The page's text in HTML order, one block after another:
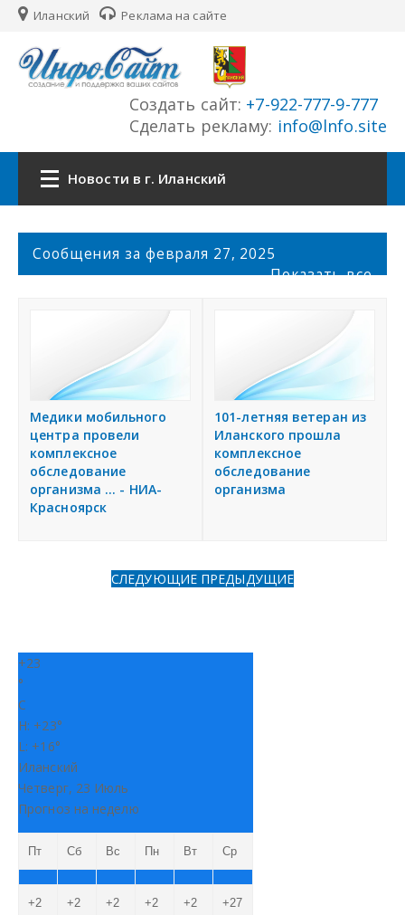
Иланский Реклама на сайте
Создать сайт: +7-922-777-9-777
Сделать рекламу: info@lnfo.site
Новости в г. Иланский
Главная
История города
Разместить объявление
Регионы России
Сообщения за февраля 27, 2025
Показать все
Медики мобильного
центра провели
комплексное
обследование
организма ... - НИА-
Красноярск
101-летняя ветеран из
Иланского прошла
комплексное
обследование
организма
СЛЕДУЮЩИЕ ПРЕДЫДУЩИЕ
+23
°
C
H: +23°
L: +16°
Иланский
Четверг, 23 Июль
Прогноз на неделю
Пт Сб Вс Пн Вт Ср
+2
+2
+2
+2
+2
+27